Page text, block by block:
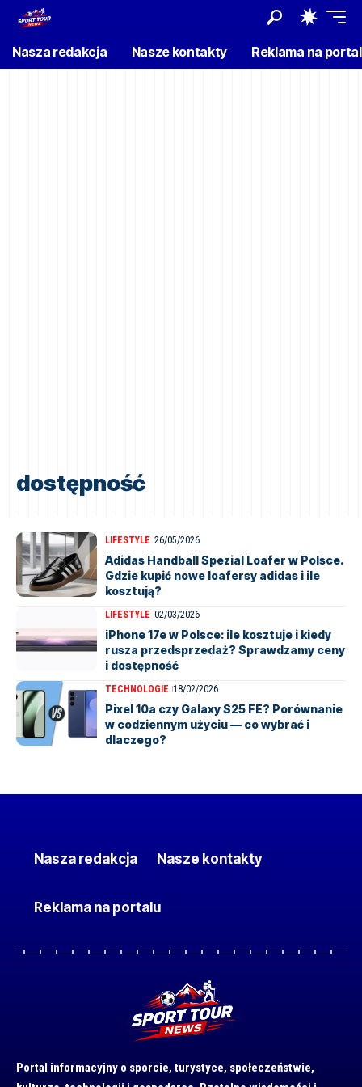
Nasza redakcja Nasze kontakty Reklama na
dostępność
LIFESTYLE 26/05/2026
Adidas Handball Spezial Loafer w Polsce.
Gdzie kupić nowe loafersy adidas i ile
kosztują?
LIFESTYLE 02/03/2026
iPhone 17e w Polsce: ile kosztuje i kiedy
rusza przedsprzedaż? Sprawdzamy ceny
i dostępność
TECHNOLOGIE 18/02/2026
Pixel 10a czy Galaxy S25 FE? Porównanie
w codziennym użyciu — co wybrać i
dlaczego?
Nasza redakcja Nasze kontakty
Reklama na portalu
Portal informacyjny o sporcie, turystyce, społeczeństwie,